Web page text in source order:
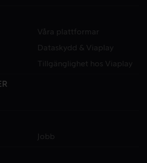
Våra plattformar
Dataskydd & Viaplay
Tillgänglighet hos Viaplay
Jobb